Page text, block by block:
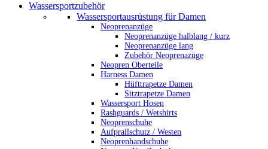
Wassersportzubehör
Wassersportausrüstung für Damen
Neoprenanzüge
Neoprenanzüge halblang / kurz
Neoprenanzüge lang
Zubehör Neoprenazüge
Neopren Oberteile
Harness Damen
Hüfttrapetze Damen
Sitztrapetze Damen
Wassersport Hosen
Rashguards / Wetshirts
Neoprenschuhe
Aufprallschutz / Westen
Neoprenhandschuhe